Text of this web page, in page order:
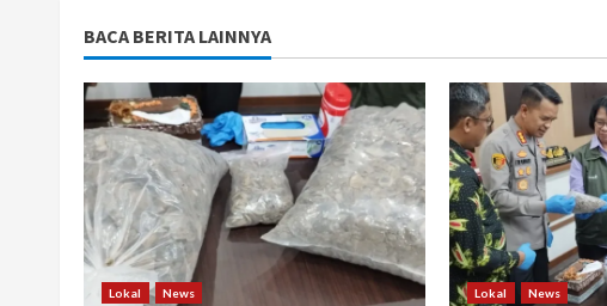
g
BACA BERITA LAINNYA
Lokal News Lokal News